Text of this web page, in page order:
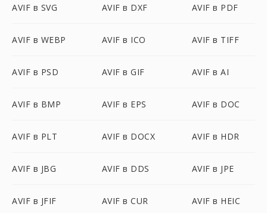
AVIF в SVG AVIF в DXF AVIF в PDF
AVIF в WEBP AVIF в ICO AVIF в TIFF
AVIF в PSD AVIF в GIF AVIF в AI
AVIF в BMP AVIF в EPS AVIF в DOC
AVIF в PLT AVIF в DOCX AVIF в HDR
AVIF в JBG AVIF в DDS AVIF в JPE
AVIF в JFIF AVIF в CUR AVIF в HEIC